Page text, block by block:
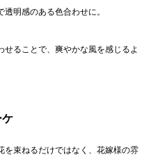
明感のある色合わせに。
ることで、爽やかな風を感じるよ
ケ
を束ねるだけではなく、花嫁様の雰